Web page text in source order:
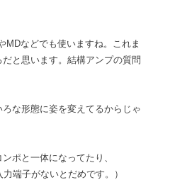
MDなどでも使いますね。これま
と思います。結構アンプの質問
な形態に姿を変えてるからじゃ
ポと一体になってたり、
端子がないとだめです。）